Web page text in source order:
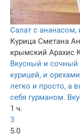
Cалат с ананасом,
Курица Сметана
крымский Арахис
Вкусный и сочный
курицей, и
легко и просто, а
себя гурманом.
1 ч.
3
5.0